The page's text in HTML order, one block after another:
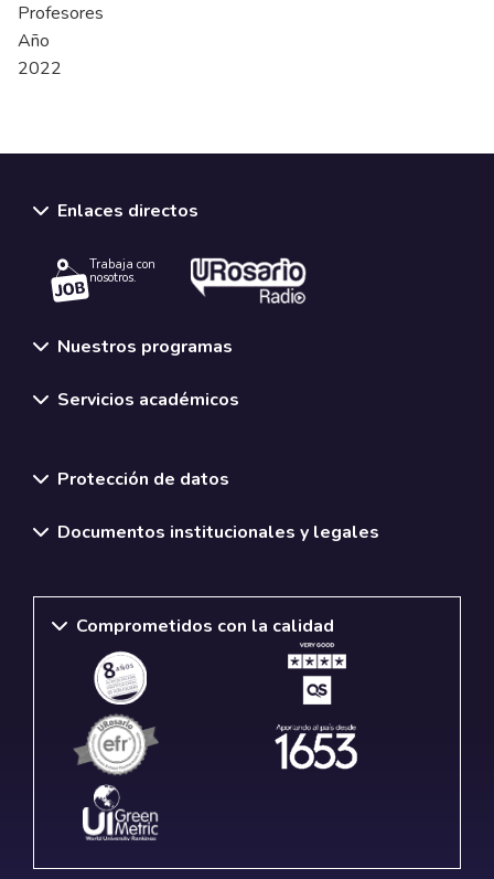
Profesores
Año
2022
Enlaces directos
Trabaja con
nosotros.
Nuestros programas
Servicios académicos
Protección de datos
Documentos institucionales y legales
Comprometidos con la calidad